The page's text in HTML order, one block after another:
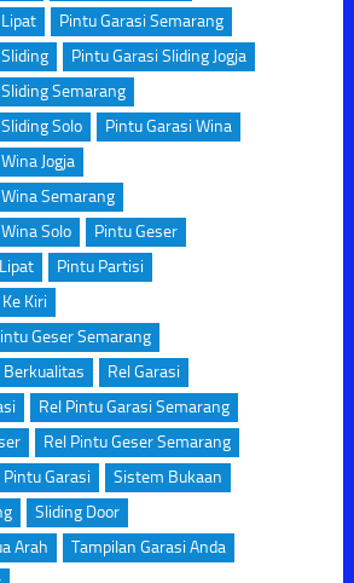
Pintu Garasi Semarang
Pintu Garasi Sliding Jogja
Semarang
Solo
Pintu Garasi Wina
Jogja
Semarang
Solo
Pintu Geser
Pintu Partisi
Kiri
Geser Semarang
Berkualitas
Rel Garasi
Rel Pintu Garasi Semarang
Rel Pintu Geser Semarang
Garasi
Sistem Bukaan
Sliding Door
Arah
Tampilan Garasi Anda